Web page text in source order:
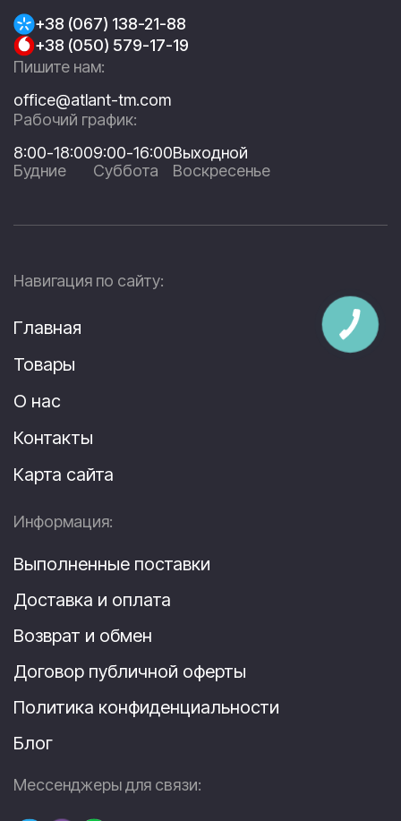
+38 (067) 138-21-88
+38 (050) 579-17-19
Пишите нам:
office@atlant-tm.com
Рабочий график:
8:00-18:00
Будние
9:00-16:00
Суббота
Выходной
Воскресенье
Навигация по сайту:
Главная
Товары
О нас
Контакты
Карта сайта
Информация:
Выполненные поставки
Доставка и оплата
Возврат и обмен
Договор публичной оферты
Политика конфиденциальности
Блог
Мессенджеры для связи: